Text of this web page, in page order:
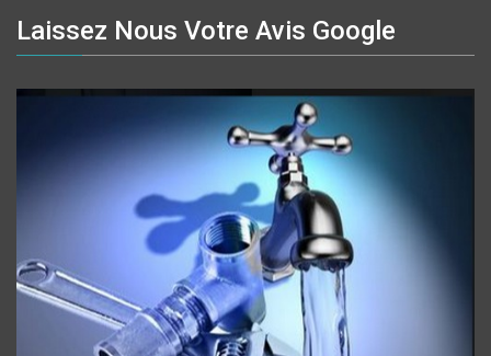
Laissez Nous Votre Avis Google